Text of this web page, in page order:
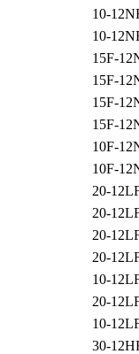
10-
10-
15F-
15F-
15F-
15F-
10F-
10F-
20-
20-
20-
20-
10-
20-
10-
30-